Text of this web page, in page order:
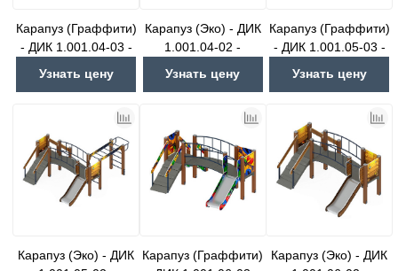
Карапуз (Граффити)
- ДИК 1.001.04-03 -
Н=750
Узнать цену
Карапуз (Эко) - ДИК
1.001.04-02 -
Н=750
Узнать цену
Карапуз (Граффити)
- ДИК 1.001.05-03 -
Н=750
Узнать цену
Карапуз (Эко) - ДИК
Карапуз (Граффити)
Карапуз (Эко) - ДИК